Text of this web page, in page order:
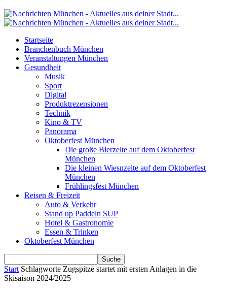
Startseite
Branchenbuch München
Veranstaltungen München
Gesundheit
Musik
Sport
Digital
Produktrezensionen
Technik
Kino & TV
Panorama
Oktoberfest München
Die große Bierzelte auf dem Oktoberfest
München
Die kleinen Wiesnzelte auf dem Oktoberfest
München
Frühlingsfest München
Reisen & Freizeit
Auto & Verkehr
Stand up Paddeln SUP
Hotel & Gastronomie
Essen & Trinken
Oktoberfest München
Start Schlagworte Zugspitze startet mit ersten Anlagen in die
Skisaison 2024/2025